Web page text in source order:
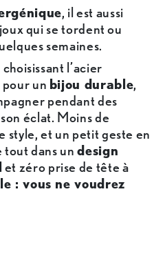
, il est aussi
qui se tordent ou
semaines.
l’acier
un bijou durable,
pendant des
éclat. Moins de
style, et un petit geste en
tout dans undesign
et zéro prise de tête à
: vous ne voudrez